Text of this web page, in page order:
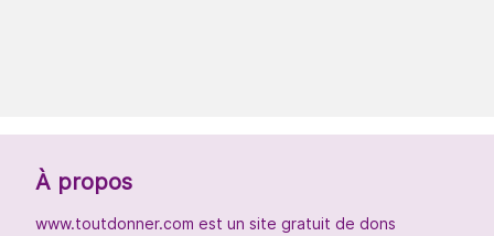
À propos
www.toutdonner.com est un site gratuit de dons